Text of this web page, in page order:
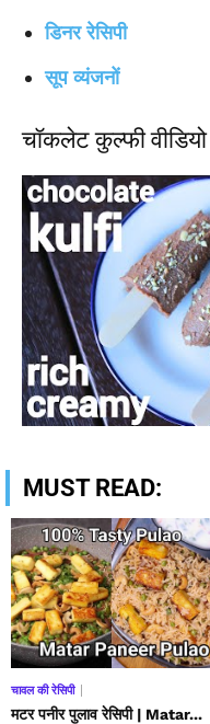
डिनर रेसिपी
सूप व्यंजनों
चॉकलेट कुल्फी वीडियो
MUST READ:
चावल की रेसिपी
मटर पनीर पुलाव रेसिपी | Matar...